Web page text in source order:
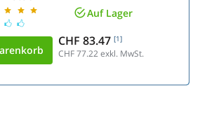
Auf Lager
CHF 83.47 [1]
CHF 77.22exkl. MwSt.